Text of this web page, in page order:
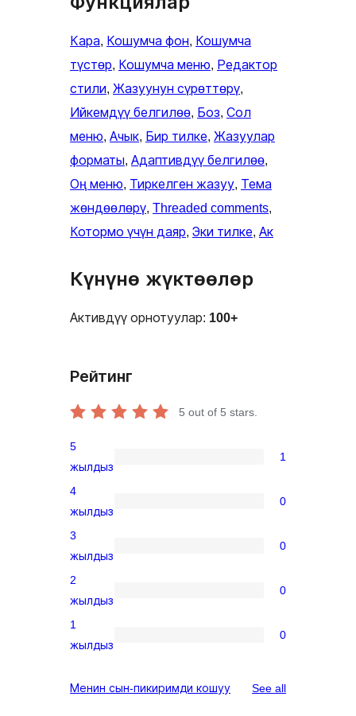
Кара, Кошумча фон, Кошумча
түстөр, Кошумча меню, Редактор
стили, Жазуунун сүрөттөрү
Ийкемдүү белгилөө, Боз, Сол
меню, Ачык, Бир тилке, Жазуулар
форматы, Адаптивдүү белгилөө
Оң меню, Тиркелген жазуу, Тема
жөндөөлөрү, Threaded comments
Котормо үчүн даяр, Эки тилке, Ак
Күнүнө жүктөөлөр
Активдүү орнотуулар: 100+
Рейтинг
5 out of 5 stars.
1
5-
star
5
жылдыз
1
0
4-
star
4
жылдыз
0
0
3-
star
3
жылдыз
0
0
2-
star
2
жылдыз
0
0
star
1
жылдыз
0
Менин сын-пикиримди кошуу See allreviews